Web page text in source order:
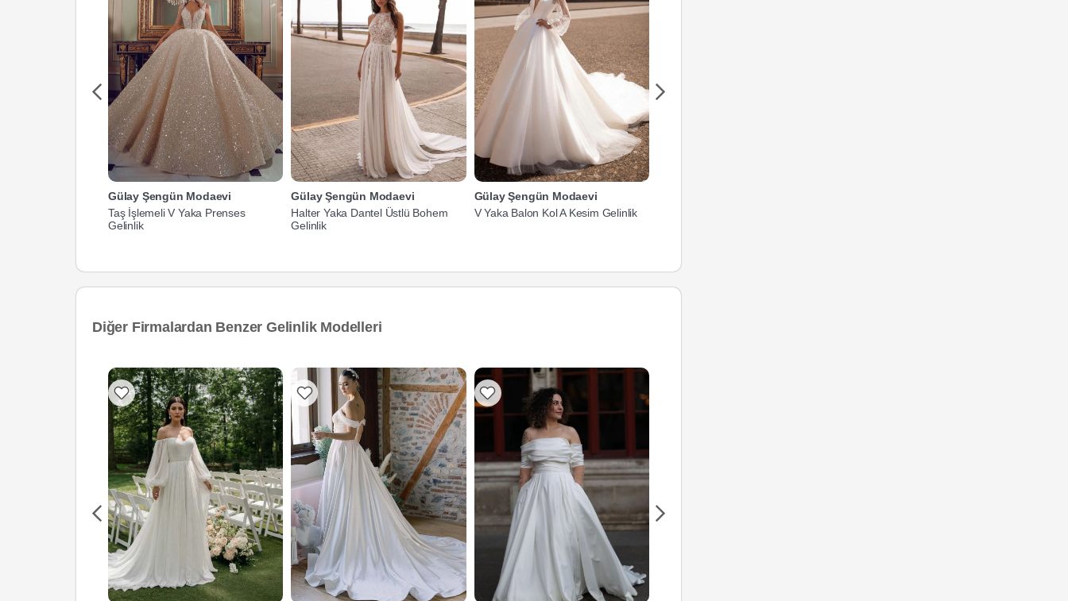
Gülay Şengün Modaevi
Taş İşlemeli V Yaka Prenses
Gelinlik
Gülay Şengün Modaevi
Halter Yaka Dantel Üstlü Bohem
Gelinlik
Gülay Şengün Modaevi
V Yaka Balon Kol A Kesim Gelinlik
Diğer Firmalardan Benzer Gelinlik Modelleri